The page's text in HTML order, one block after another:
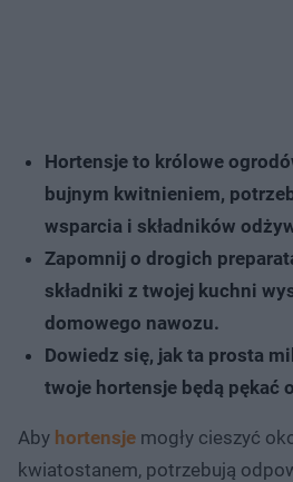
Hortensje to królowe
bujnym kwitnieniem,
wsparcia i składników
Zapomnij o drogich
składniki z twojej kuchni
domowego nawozu.
Dowiedz się, jak ta prosta
twoje hortensje będą pękać
Aby hortensje mogły cieszyć
kwiatostanem, potrzebują